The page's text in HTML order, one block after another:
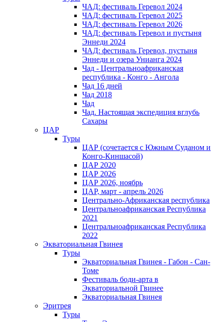
ЧАД: фестиваль Геревол 2024
ЧАД: фестиваль Геревол 2025
ЧАД: фестиваль Геревол 2026
ЧАД: фестиваль Геревол и пустыня
Эннеди 2024
ЧАД: фестиваль Геревол, пустыня
Эннеди и озера Унианга 2024
Чад - Центральноафриканская
республика - Конго - Ангола
Чад 16 дней
Чад 2018
Чад
Чад. Настоящая экспедиция вглубь
Сахары
ЦАР
Туры
ЦАР (сочетается с Южным Суданом и
Конго-Киншасой)
ЦАР 2020
ЦАР 2026
ЦАР 2026, ноябрь
ЦАР, март - апрель 2026
Центрально-Африканская республика
Центральноафриканская Республика
2021
Центральноафриканская Республика
2022
Экваториальная Гвинея
Туры
Экваториальная Гвинея - Габон - Сан-
Томе
Фестиваль боди-арта в
Экваториальной Гвинее
Экваториальная Гвинея
Эритрея
Туры